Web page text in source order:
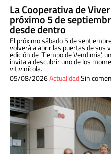
La Cooperativa de
próximo 5 de
desde dentro
El próximo sábado 5 de
volverá a abrir las puertas de sus
edición de ‘Tiempo de Vendimia’,
invita a descubrir uno de los
vitivinícola.
05/08/2026ActualidadSin